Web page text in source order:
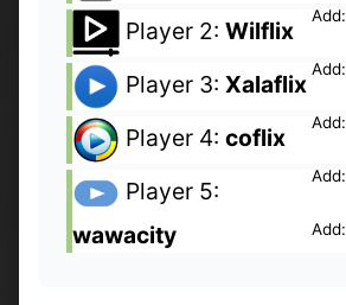
Add:
Player 2: Wilflix
Add:
Player 3: Xalaflix
Add:
Player 4: coflix
Add:
Player 5:
wawacity
Add: